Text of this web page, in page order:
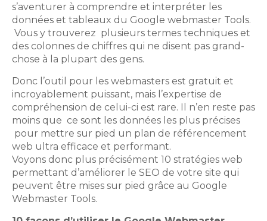
s’aventurer à comprendre et interpréter les
données et tableaux du Google webmaster Tools.
Vous y trouverez plusieurs termes techniques et
des colonnes de chiffres qui ne disent pas grand-
chose à la plupart des gens.
Donc l’outil pour les webmasters est gratuit et
incroyablement puissant, mais l’expertise de
compréhension de celui-ci est rare. Il n’en reste pas
moins que ce sont les données les plus précises
pour mettre sur pied un plan de référencement
web ultra efficace et performant.
Voyons donc plus précisément 10 stratégies web
permettant d’améliorer le SEO de votre site qui
peuvent être mises sur pied grâce au Google
Webmaster Tools.